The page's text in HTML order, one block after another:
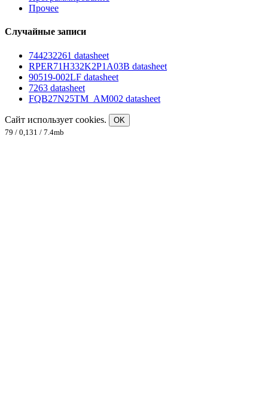
Прочее
Случайные записи
744232261 datasheet
RPER71H332K2P1A03B datasheet
90519-002LF datasheet
7263 datasheet
FQB27N25TM_AM002 datasheet
Сайт использует cookies.
OK
79 / 0,131 / 7.4mb